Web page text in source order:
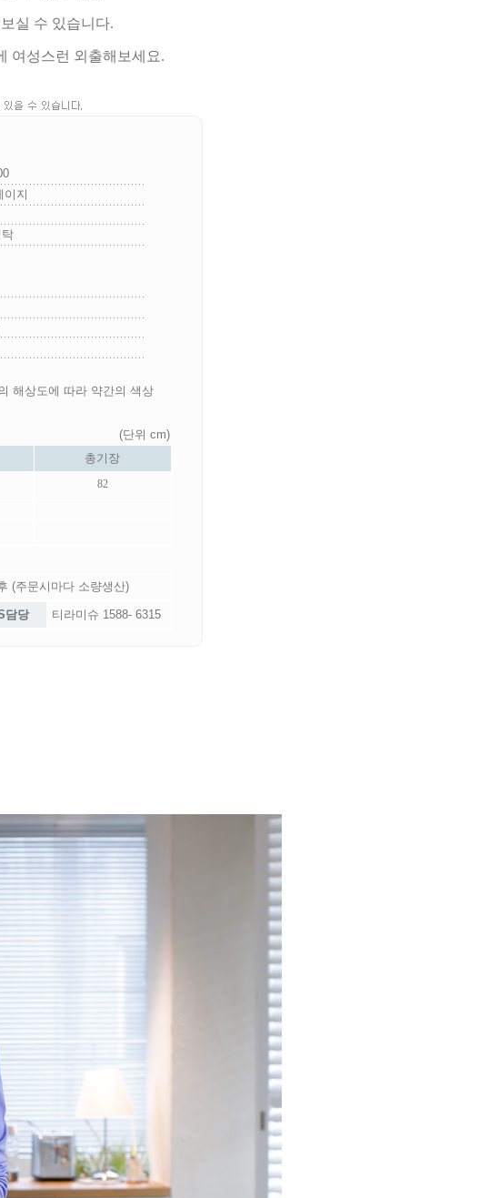
실 수 있습니다.
여성스런 외출해보세요.
이지
해상도에 따라 약간의 색상
(단위 cm)
총기장
82
(주문시마다 소량생산)
담당 티라미슈 1588- 6315